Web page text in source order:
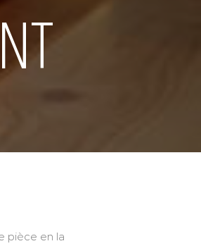
pièce en la